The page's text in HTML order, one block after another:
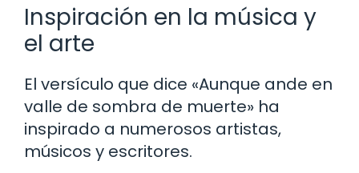
Inspiración en la música y
el arte
El versículo que dice «Aunque ande en
valle de sombra de muerte» ha
inspirado a numerosos artistas,
músicos y escritores.